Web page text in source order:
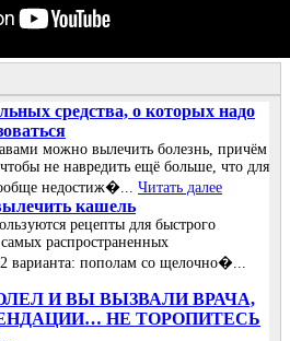
средства, о которых надо
можно вылечить болезнь, причём
не навредить ещё больше, что для
недостиж�... Читать далее
кашель
рецепты для быстрого
распространенных
варианта: пополам со щелочно�...
И ВЫ ВЫЗВАЛИ ВРАЧА,
НЕ ТОРОПИТЕСЬ